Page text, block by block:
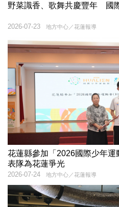
野菜識香、歌舞共慶豐年 國
地方中心／花蓮報導
2026-07-23
花蓮縣參加「2026國際少年
表隊為花蓮爭光
地方中心／花蓮報導
2026-07-24